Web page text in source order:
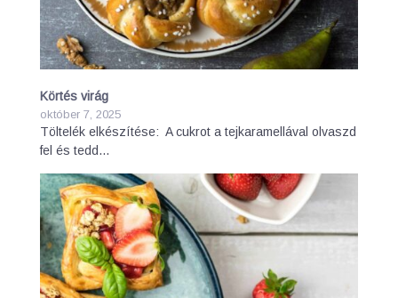
Körtés virág
október 7, 2025
Töltelék elkészítése: A cukrot a tejkaramellával olvaszd
fel és tedd…